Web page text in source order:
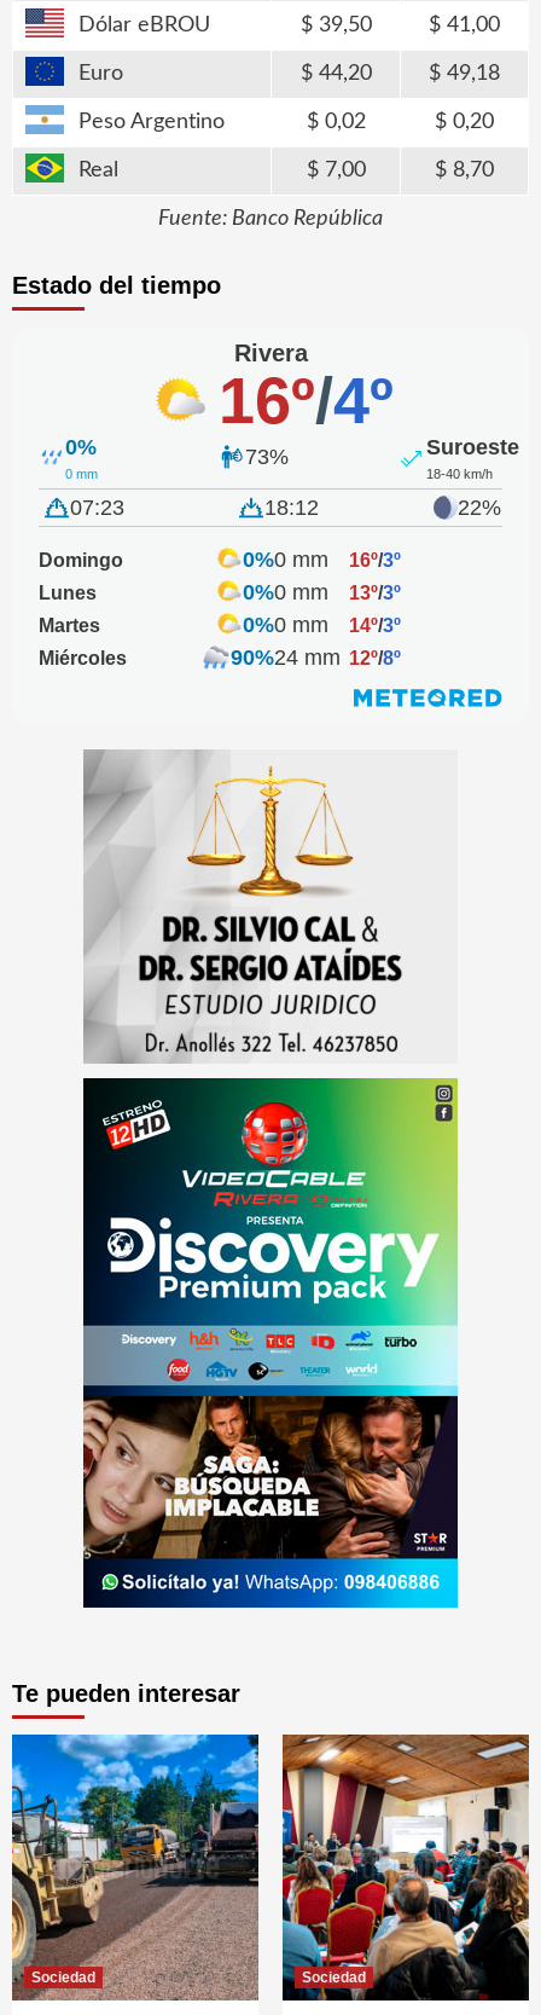
Dólar eBROU 39,50 41,00
Euro 44,20 49,18
Peso Argentino 0,02 0,20
Real 7,00 8,70
Fuente: Banco República
Estado del tiempo
Rivera
16º/4º
0%
0 mm
73% Suroeste
18-40 km/h
07:23 18:12 22%
Domingo 0%0 mm 16º/3º
Lunes
0%0 mm 13º/3º
Martes
0%0 mm 14º/3º
Miércoles
90%24 mm 12º/8º
Te pueden interesar
Sociedad Sociedad